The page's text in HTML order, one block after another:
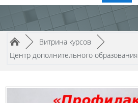
Путь к странице
/► Витрина курсов /►
Центр дополнительного образования